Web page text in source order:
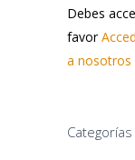
Debes
favor
a nosotros
Categorías